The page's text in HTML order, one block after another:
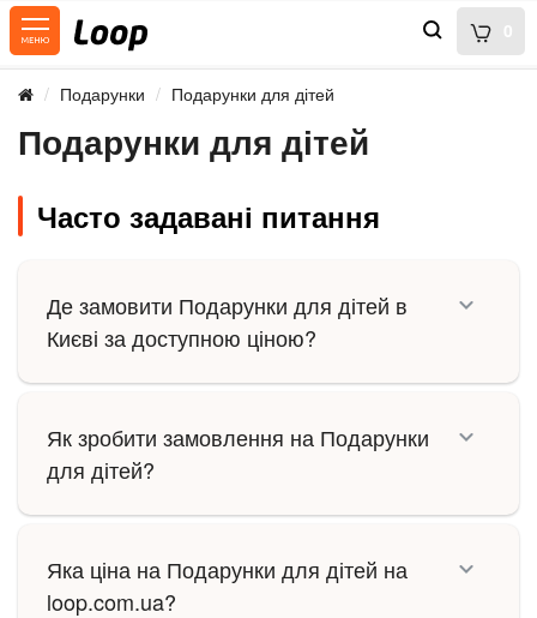
0
Подарунки Подарунки для дітей
Подарунки для дітей
Часто задавані питання
Де замовити Подарунки для дітей в
Києві за доступною ціною?
Як зробити замовлення на Подарунки
для дітей?
Яка ціна на Подарунки для дітей на
loop.com.ua?